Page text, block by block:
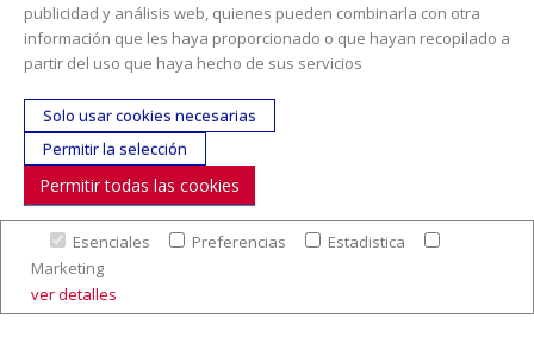
Dirección:c/ Cercedilla nº 14, 28925 Alcorcón
Email:contacta aquí
Teléfono:913519435
SÍGUENOS
© Copyright 2017. Todos los derechos reservados. |Nuestra
empresa|Aviso legal
preparación y envío
publicidad y análisis web, quienes pueden combinarla con otra
información que les haya proporcionado o que hayan recopilado a
partir del uso que haya hecho de sus servicios
Solo usar cookies necesarias
Permitir la selección
Permitir todas las cookies
Esenciales Preferencias
Estadistica
Marketing
ver detalles